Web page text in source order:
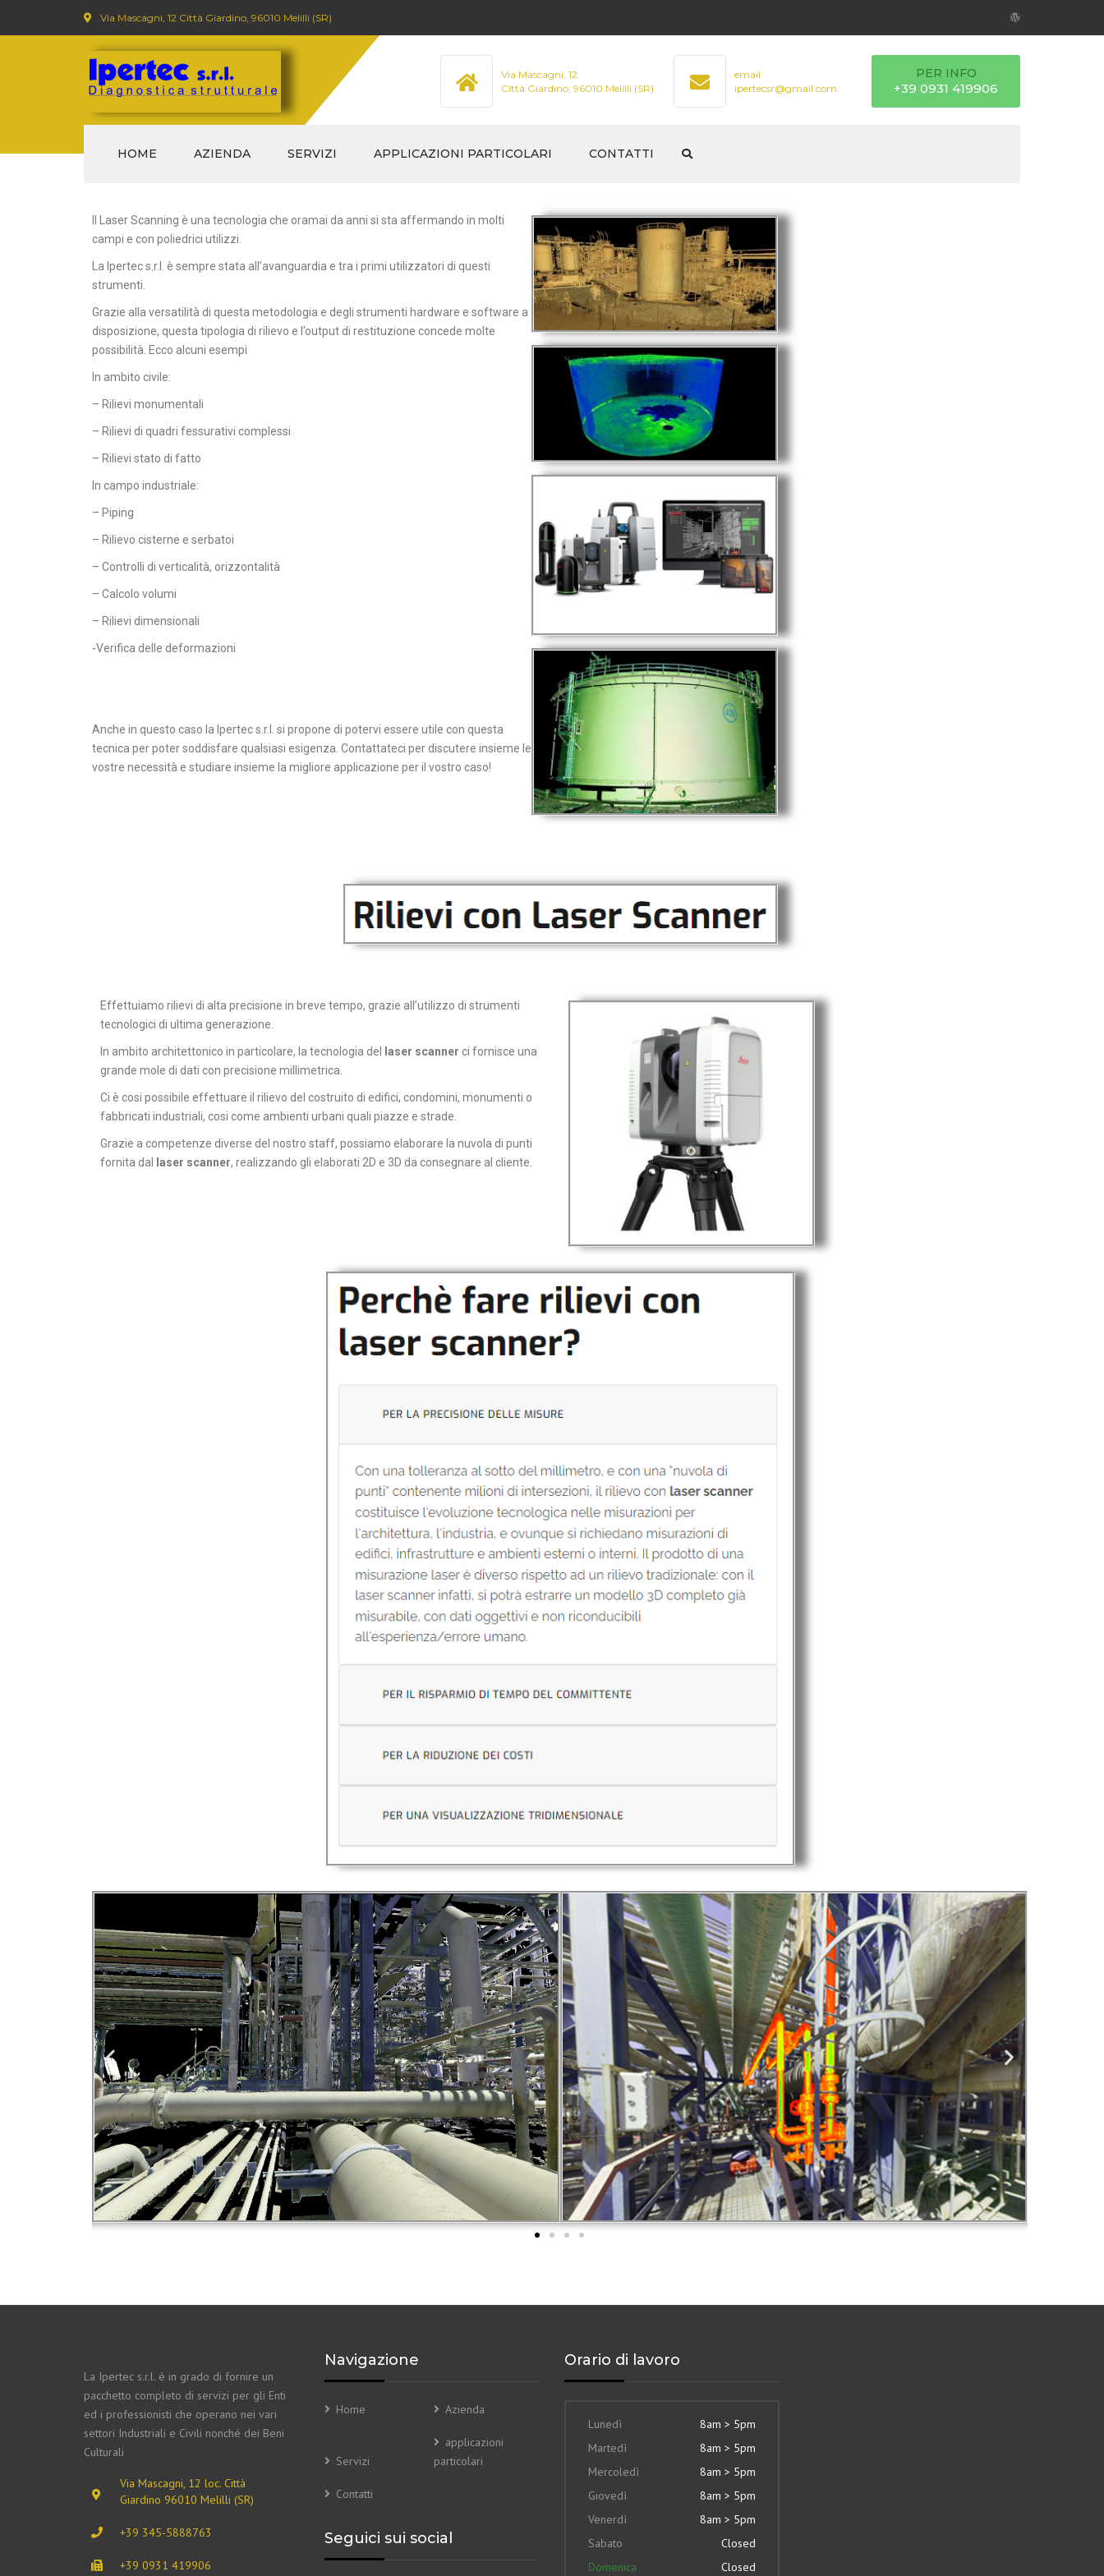
Via Mascagni, 12 Città Giardino, 96010 Melilli (SR)
Via Mascagni, 12
Città Giardino, 96010 Melilli (SR)
email
ipertecsr@gmail.com
PER INFO
+39 0931 419906
HOME AZIENDA SERVIZI
MAGNETOSCOPIA
LIQUIDI PENETRANTI
CONTROLLI NON DISTRUTTIVI
SUI CALCESTRUZZI E
MURATURA
TECNICA INNOVATIVA CUPS
(CORROSION UNDER PIPE
SUPPORTS)
APPLICAZIONI PARTICOLARI CONTATTI
Il Laser Scanning è una tecnologia che oramai da anni si sta affermando in molti
campi e con poliedrici utilizzi.
La Ipertec s.r.l. è sempre stata all’avanguardia e tra i primi utilizzatori di questi
strumenti.
Grazie alla versatilità di questa metodologia e degli strumenti hardware e software a
disposizione, questa tipologia di rilievo e l’output di restituzione concede molte
possibilità. Ecco alcuni esempi
In ambito civile:
– Rilievi monumentali
– Rilievi di quadri fessurativi complessi
– Rilievi stato di fatto
In campo industriale:
– Piping
– Rilievo cisterne e serbatoi
– Controlli di verticalità, orizzontalità
– Calcolo volumi
– Rilievi dimensionali
-Verifica delle deformazioni
Anche in questo caso la Ipertec s.r.l. si propone di potervi essere utile con questa
tecnica per poter soddisfare qualsiasi esigenza. Contattateci per discutere insieme le
vostre necessità e studiare insieme la migliore applicazione per il vostro caso!
Effettuiamo rilievi di alta precisione in breve tempo, grazie all’utilizzo di strumenti
tecnologici di ultima generazione.
In ambito architettonico in particolare, la tecnologia del laser scanner ci fornisce una
grande mole di dati con precisione millimetrica.
Ci è cosi possibile effettuare il rilievo del costruito di edifici, condomini, monumenti o
fabbricati industriali, cosi come ambienti urbani quali piazze e strade.
Grazie a competenze diverse del nostro staff, possiamo elaborare la nuvola di punti
fornita dal
laser scanner, realizzando gli elaborati 2D e 3D da consegnare al cliente.
La Ipertec s.r.l. è in grado di fornire un
pacchetto completo di servizi per gli Enti
ed i professionisti che operano nei vari
settori Industriali e Civili nonché dei Beni
Culturali
Via Mascagni, 12 loc. Città
Giardino 96010 Melilli (SR)
+39 345-5888763
+39 0931 419906
Navigazione
Home Azienda
Servizi
applicazioni
particolari
Contatti
Seguici sui social
Orario di lavoro
Lunedì
8am > 5pm
Martedì
8am > 5pm
Mercoledì
8am > 5pm
Giovedì
8am > 5pm
Venerdì
8am > 5pm
Sabato
Closed
Domenica
Closed